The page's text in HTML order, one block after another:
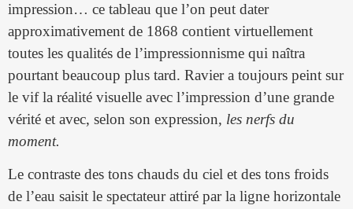
impression… ce tableau que l’on peut dater
approximativement de 1868 contient virtuellement
toutes les qualités de l’impressionnisme qui naîtra
pourtant beaucoup plus tard. Ravier a toujours peint sur
le vif la réalité visuelle avec l’impression d’une grande
vérité et avec, selon son expression, les nerfs du
moment.
Le contraste des tons chauds du ciel et des tons froids
de l’eau saisit le spectateur attiré par la ligne horizontale